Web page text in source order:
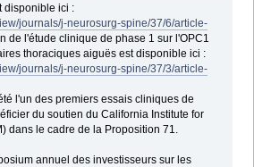
disponible ici :
journals/j-neurosurg-spine/37/6/article-
de l'étude clinique de phase 1 sur l'OPC1
thoraciques aiguës est disponible ici :
journals/j-neurosurg-spine/37/3/article-
l'un des premiers essais cliniques de
du soutien du California Institute for
dans le cadre de la Proposition 71.
annuel des investisseurs sur les